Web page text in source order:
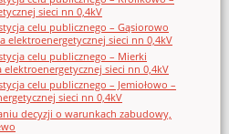
sieci nn 0,4kV
celu publicznego – Gąsiorowo
elektroenergetycznej sieci nn 0,4kV
celu publicznego – Mierki
sieci nn 0,4kV
celu publicznego – Jemiołowo –
sieci nn 0,4kV
decyzji o warunkach zabudowy,